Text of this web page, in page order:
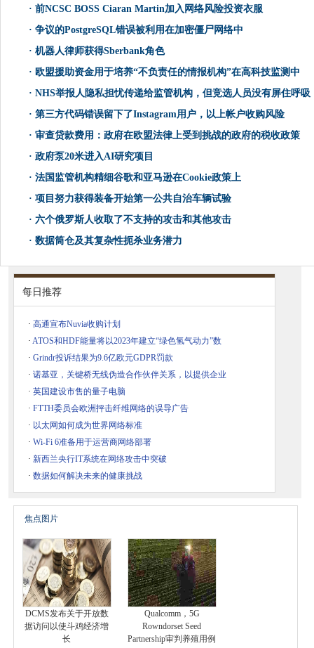
· 前NCSC BOSS Ciaran Martin加入网络风险投资衣服
· 争议的PostgreSQL错误被利用在加密僵尸网络中
· 机器人律师获得Sberbank角色
· 欧盟援助资金用于培养“不负责任的情报机构”在高科技监测中
· NHS举报人隐私担忧传递给监管机构，但竞选人员没有屏住呼吸
· 第三方代码错误留下了Instagram用户，以上帐户收购风险
· 审查贷款费用：政府在欧盟法律上受到挑战的政府的税收政策
· 政府泵20米进入AI研究项目
· 法国监管机构精细谷歌和亚马逊在Cookie政策上
· 项目努力获得装备开始第一公共自治车辆试验
· 六个俄罗斯人收取了不支持的攻击和其他攻击
· 数据筒仓及其复杂性扼杀业务潜力
每日推荐
· 高通宣布Nuvia收购计划
· ATOS和HDF能量将以2023年建立“绿色氢气动力”数
· Grindr投诉结果为9.6亿欧元GDPR罚款
· 诺基亚，关键桥无线伪造合作伙伴关系，以提供企业
· 英国建设市售的量子电脑
· FTTH委员会欧洲抨击纤维网络的误导广告
· 以太网如何成为世界网络标准
· Wi-Fi 6准备用于运营商网络部署
· 新西兰央行IT系统在网络攻击中突破
· 数据如何解决未来的健康挑战
焦点图片
DCMS发布关于开放数
据访问以使斗鸡经济增
长
Qualcomm，5G
Rowndorset Seed
Partnership审判养殖用例